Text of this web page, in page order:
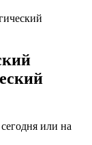
или на